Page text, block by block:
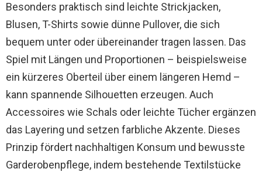
Besonders praktisch sind leichte Strickjacken,
Blusen, T-Shirts sowie dünne Pullover, die sich
bequem unter oder übereinander tragen lassen. Das
Spiel mit Längen und Proportionen – beispielsweise
ein kürzeres Oberteil über einem längeren Hemd –
kann spannende Silhouetten erzeugen. Auch
Accessoires wie Schals oder leichte Tücher ergänzen
das Layering und setzen farbliche Akzente. Dieses
Prinzip fördert nachhaltigen Konsum und bewusste
Garderobenpflege, indem bestehende Textilstücke